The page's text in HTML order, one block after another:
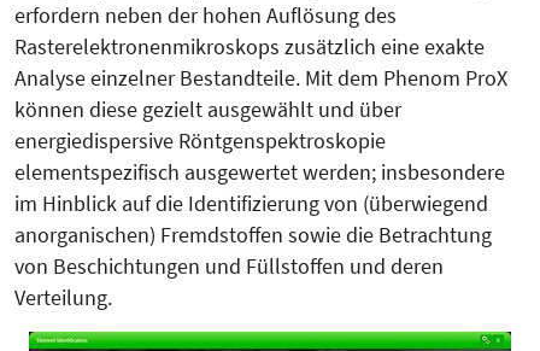
erfordern neben der hohen Auflösung des
Rasterelektronenmikroskops zusätzlich eine exakte
Analyse einzelner Bestandteile. Mit dem Phenom ProX
können diese gezielt ausgewählt und über
energiedispersive Röntgenspektroskopie
elementspezifisch ausgewertet werden; insbesondere
im Hinblick auf die Iden­tifizierung von (überwiegend
anorga­nischen) Fremdstoffen sowie die Be­trachtung
von Beschichtungen und Füllstoffen und deren
Verteilung.